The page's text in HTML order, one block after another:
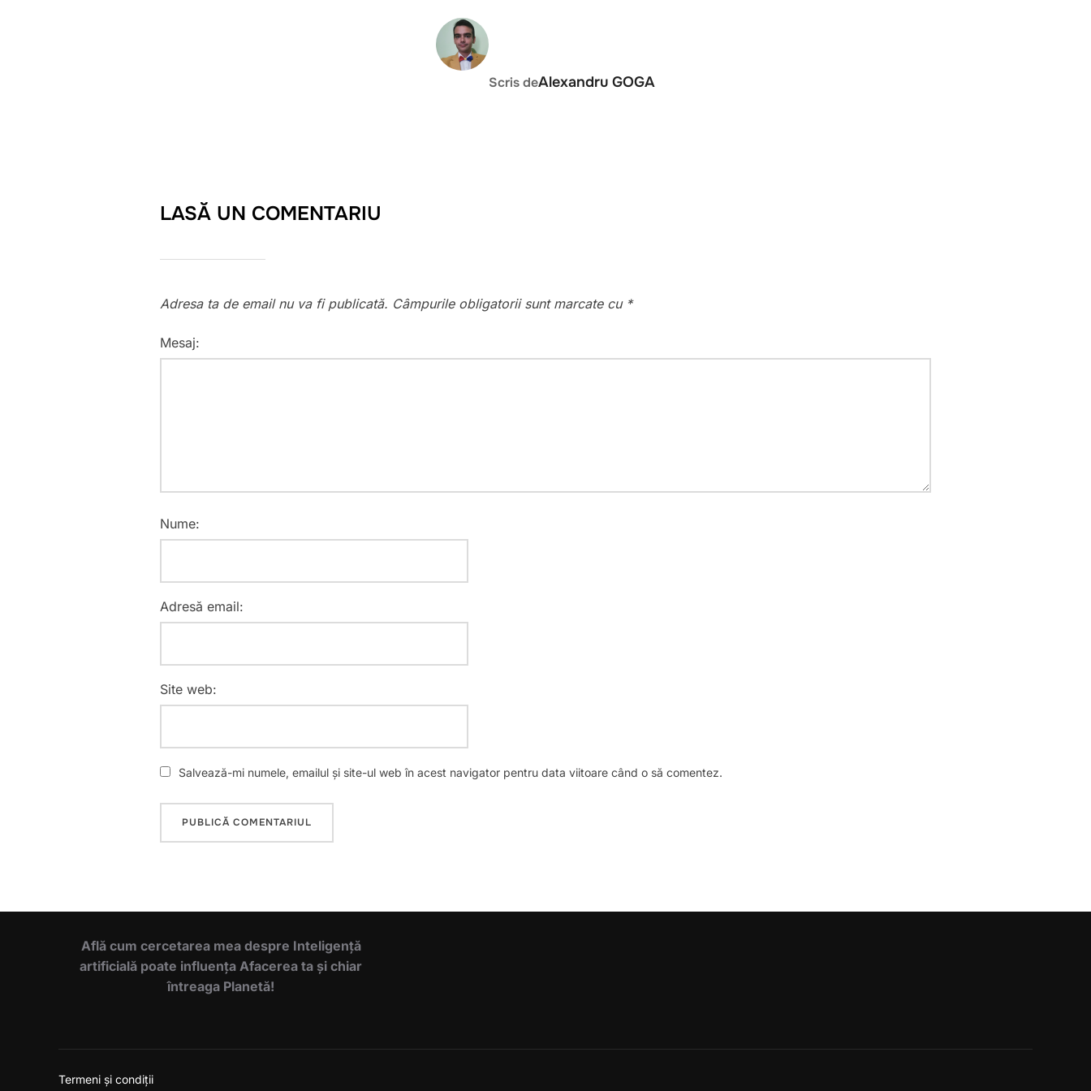
Scris deAlexandru GOGA
LASĂ UN COMENTARIU
Adresa ta de email nu va fi publicată. Câmpurile obligatorii sunt marcate cu *
Mesaj:
Nume:
Adresă email:
Site web:
Salvează-mi numele, emailul și site-ul web în acest navigator pentru data viitoare când o să comentez.
Află cum cercetarea mea despre Inteligență
artificială poate influența Afacerea ta și chiar
întreaga Planetă!
Termeni și condiții